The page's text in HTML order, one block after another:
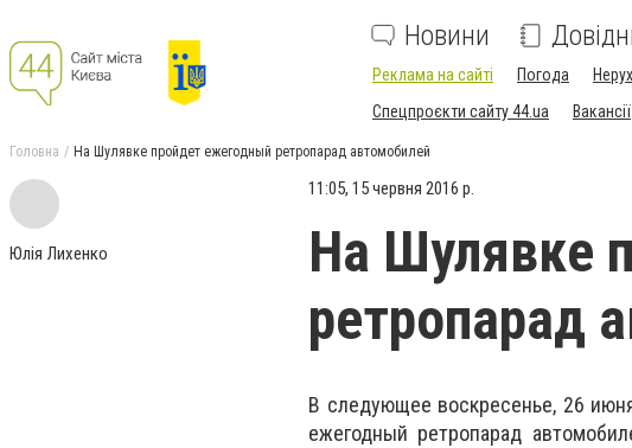
Новини
Реклама на сайті Погода
Спецпроєкти сайту 44.ua
Вакансії
Головна На Шулявке пройдет ежегодный ретропарад автомобилей
Юлія Лихенко
11:05, 15 червня 2016 р.
На Шулявке
ретропарад
В следующее воскресенье, 26
ежегодный ретропарад